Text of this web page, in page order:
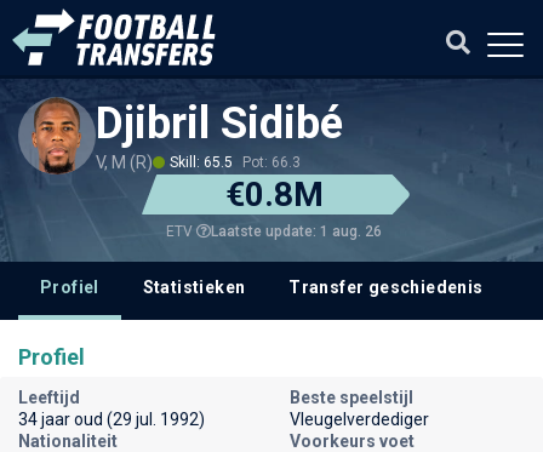
Djibril Sidibé
V, M (R) Skill: 65.5 Pot: 66.3
€0.8M
ETV Laatste update: 1 aug. 26
Profiel Statistieken Transfer geschiedenis
Profiel
Leeftijd
34 jaar oud (29 jul. 1992)
Beste speelstijl
Vleugelverdediger
Nationaliteit
Voorkeurs voet